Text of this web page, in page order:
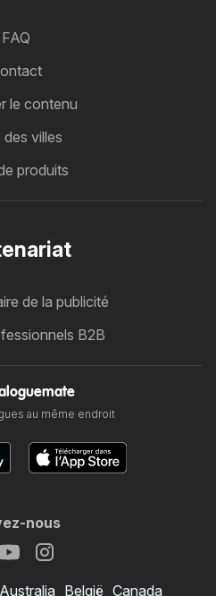
FAQ
le contenu
des villes
produits
de la publicité
B2B
au même endroit
nous
Australia België Canada